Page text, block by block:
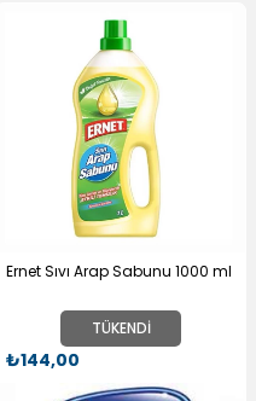
TÜKENDI
Ernet Sıvı Arap Sabunu 1000 ml
₺144,00